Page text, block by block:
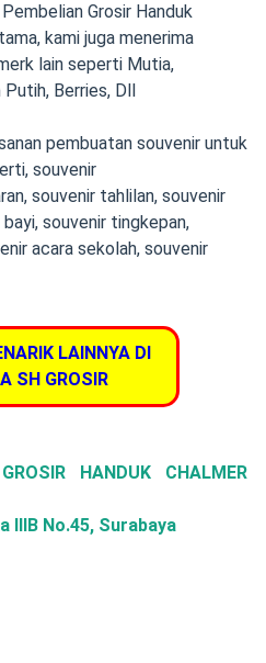
Grosir Handuk
kami juga menerima
lain seperti Mutia,
Berries, Dll
pembuatan souvenir untuk
souvenir
, souvenir tahlilan, souvenir
bayi, souvenir tingkepan,
acara sekolah, souvenir
LAINNYA DI
SH GROSIR
HANDUK CHALMER
IIIB No.45, Surabaya